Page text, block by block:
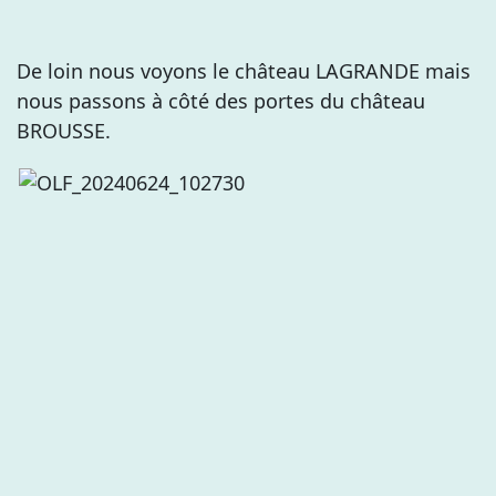
De loin nous voyons le château LAGRANDE mais
nous passons à côté des portes du château
BROUSSE.